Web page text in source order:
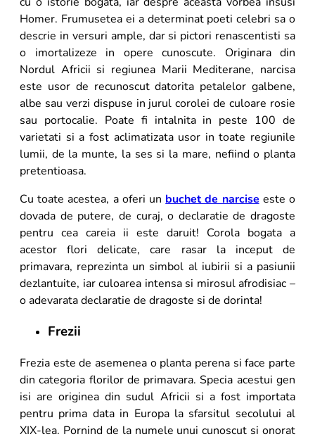
Homer. Frumusetea ei a determinat poeti celebri sa o
descrie in versuri ample, dar si pictori renascentisti sa
o imortalizeze in opere cunoscute. Originara din
Nordul Africii si regiunea Marii Mediterane, narcisa
este usor de recunoscut datorita petalelor galbene,
albe sau verzi dispuse in jurul corolei de culoare rosie
sau portocalie. Poate fi intalnita in peste 100 de
varietati si a fost aclimatizata usor in toate regiunile
lumii, de la munte, la ses si la mare, nefiind o planta
pretentioasa.
Cu toate acestea, a oferi un buchet de narcise este o
dovada de putere, de curaj, o declaratie de dragoste
pentru cea careia ii este daruit! Corola bogata a
acestor flori delicate, care rasar la inceput de
primavara, reprezinta un simbol al iubirii si a pasiunii
dezlantuite, iar culoarea intensa si mirosul afrodisiac –
o adevarata declaratie de dragoste si de dorinta!
Frezii
Frezia este de asemenea o planta perena si face parte
din categoria florilor de primavara. Specia acestui gen
isi are originea din sudul Africii si a fost importata
pentru prima data in Europa la sfarsitul secolului al
XIX-lea. Pornind de la numele unui cunoscut si onorat